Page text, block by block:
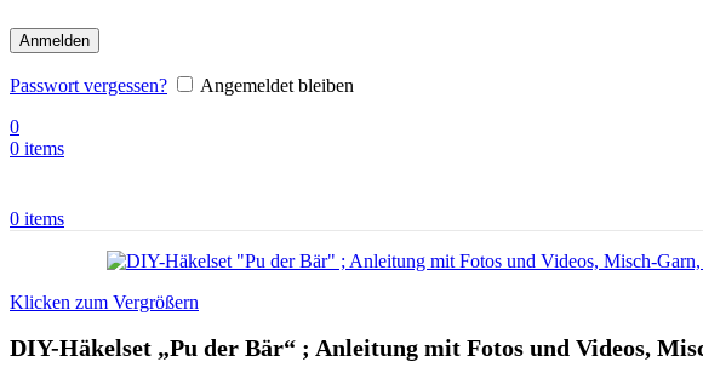
Anmelden
Passwort vergessen?
Angemeldet bleiben
0
0 items
0 items
Klicken zum Vergrößern
DIY-Häkelset „Pu der Bär“ ; Anleitung mit Fotos und Videos,